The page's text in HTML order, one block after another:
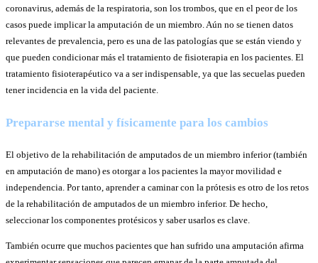
coronavirus, además de la respiratoria, son los trombos, que en el peor de los
casos puede implicar la amputación de un miembro. Aún no se tienen datos
relevantes de prevalencia, pero es una de las patologías que se están viendo y
que pueden condicionar más el tratamiento de fisioterapia en los pacientes. El
tratamiento fisioterapéutico va a ser indispensable, ya que las secuelas pueden
tener incidencia en la vida del paciente.
Prepararse mental y físicamente para los cambios
El objetivo de la rehabilitación de amputados de un miembro inferior (también
en amputación de mano) es otorgar a los pacientes la mayor movilidad e
independencia. Por tanto, aprender a caminar con la prótesis es otro de los retos
de la rehabilitación de amputados de un miembro inferior. De hecho,
seleccionar los componentes protésicos y saber usarlos es clave.
También ocurre que muchos pacientes que han sufrido una amputación afirma